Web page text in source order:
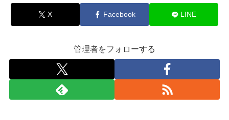
X Facebook LINE
管理者をフォローする